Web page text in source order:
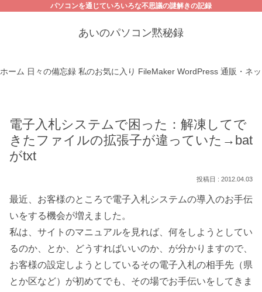
パソコンを通じていろいろな不思議の謎解きの記録
あいのパソコン黙秘録
ホーム 日々の備忘録 私のお気に入り FileMaker WordPress 通販・ネ
電子入札システムで困った：解凍してで
きたファイルの拡張子が違っていた→bat
がtxt
2012.04.03
最近、お客様のところで電子入札システムの導入のお手伝
いをする機会が増えました。
私は、サイトのマニュアルを見れば、何をしようとしてい
るのか、とか、どうすればいいのか、が分かりますので、
お客様の設定しようとしているその電子入札の相手先（県
とか区など）が初めてでも、その場でお手伝いをしてきま